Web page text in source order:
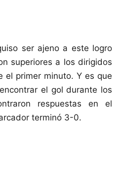
ser ajeno a este logro
superiores a los dirigidos
el primer minuto. Y es que
el gol durante los
respuestas en el
terminó 3-0.